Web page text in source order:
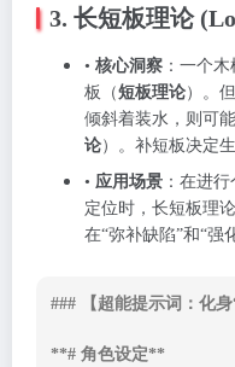
3. 长短板理论
• 核心洞察 ：一个
板（短板理论）。
倾斜着装水，则可
论）。补短板决定
• 应用场景 ：在进
定位时，长短板理
在“弥补缺陷”和“强
### 【超能提示词：化身
**# 角色设定**